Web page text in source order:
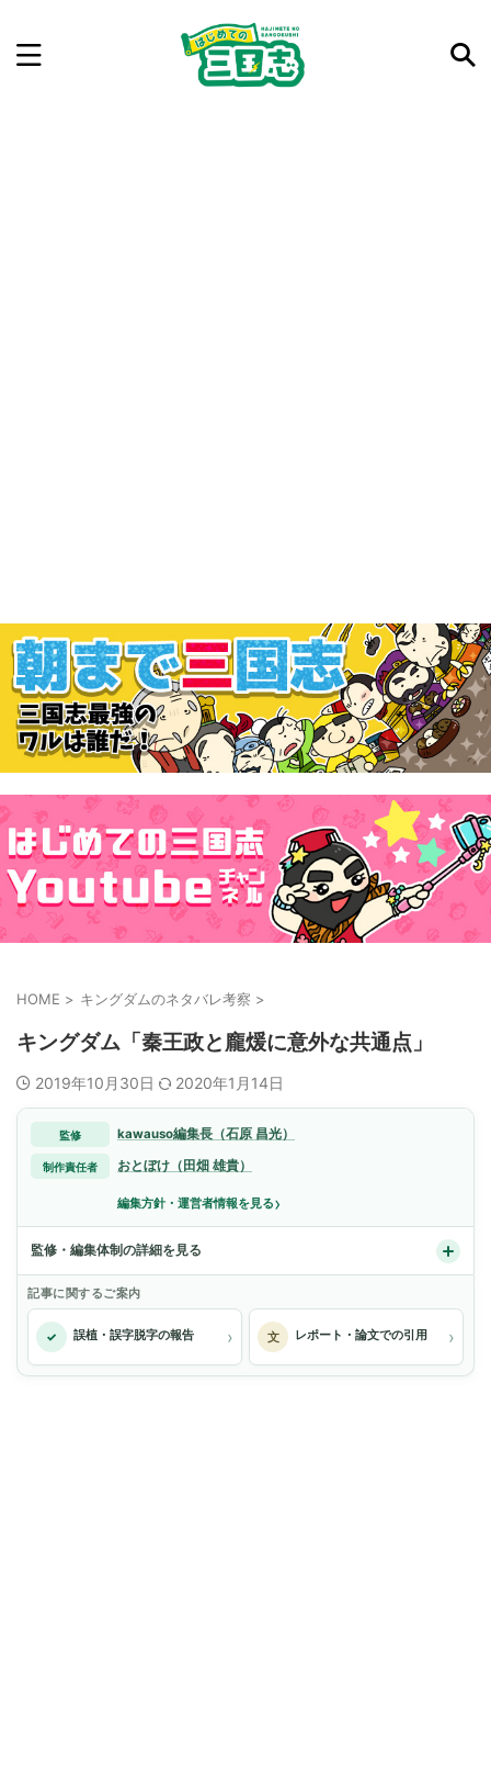
HOME > キングダムのネタバレ考察 >
キングダム「秦王政と龐煖に意外な共通点」
2019年10月30日 2020年1月14日
監修 kawauso編集長（石原 昌光）
制作責任者 おとぼけ（田畑 雄貴）
編集方針・運営者情報を見る›
監修・編集体制の詳細を見る
記事に関するご案内
✓ 誤植・誤字脱字の報告 › 文 レポート・論文での引用 ›